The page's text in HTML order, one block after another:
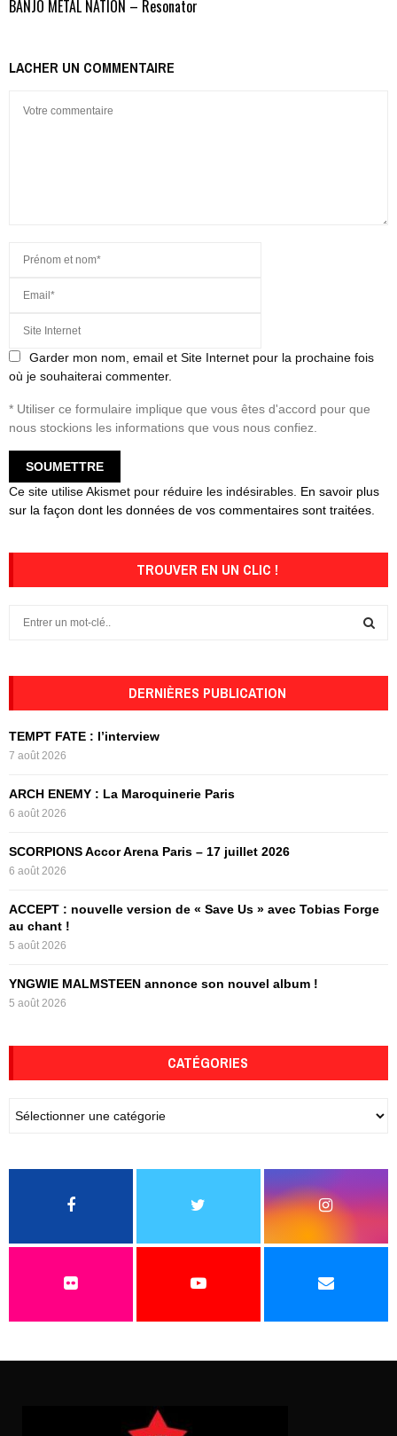
BANJO METAL NATION – Resonator
LACHER UN COMMENTAIRE
Garder mon nom, email et Site Internet pour la prochaine fois
où je souhaiterai commenter.
* Utiliser ce formulaire implique que vous êtes d'accord pour que
nous stockions les informations que vous nous confiez.
Ce site utilise Akismet pour réduire les indésirables. En savoir plus
sur la façon dont les données de vos commentaires sont traitées
TROUVER EN UN CLIC !
o
r
DERNIÈRES PUBLICATION
TEMPT FATE : l’interview
7 août 2026
ARCH ENEMY : La Maroquinerie Paris
6 août 2026
SCORPIONS Accor Arena Paris – 17 juillet 2026
6 août 2026
ACCEPT : nouvelle version de « Save Us » avec Tobias Forge
au chant !
5 août 2026
YNGWIE MALMSTEEN annonce son nouvel album !
5 août 2026
CATÉGORIES